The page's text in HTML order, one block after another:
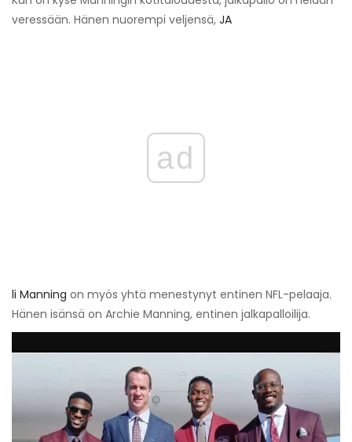
veressään. Hänen nuorempi veljensä, JA
ad
li Manning on myös yhtä menestynyt entinen NFL-pelaaja.
Hänen isänsä on Archie Manning, entinen jalkapalloilija.